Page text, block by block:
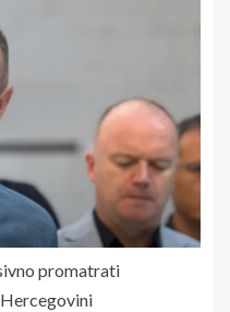
promatrati